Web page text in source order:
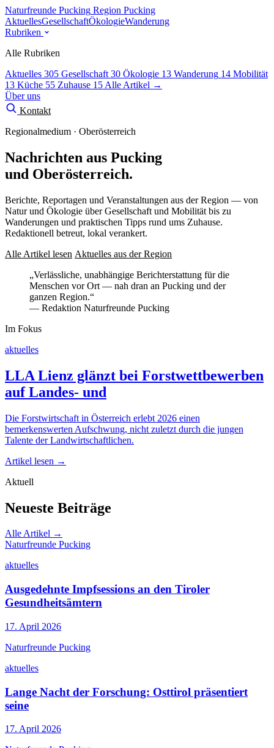
Naturfreunde Pucking Region Pucking
AktuellesGesellschaftÖkologieWanderung
Rubriken
Alle Rubriken
Aktuelles 305 Gesellschaft 30 Ökologie 13 Wanderung 14 Mobilität
13 Küche 55 Zuhause 15 Alle Artikel →
Über uns
Kontakt
Regionalmedium · Oberösterreich
Nachrichten aus Pucking
und Oberösterreich.
Berichte, Reportagen und Veranstaltungen aus der Region — von
Natur und Ökologie über Gesellschaft und Mobilität bis zu
Wanderungen und praktischen Tipps rund ums Zuhause.
Redaktionell betreut, lokal verankert.
Alle Artikel lesen Aktuelles aus der Region
„Verlässliche, unabhängige Berichterstattung für die
Menschen vor Ort — nah dran an Pucking und der
ganzen Region.“
— Redaktion Naturfreunde Pucking
Im Fokus
aktuelles
LLA Lienz glänzt bei Forstwettbewerben
auf Landes- und
Die Forstwirtschaft in Österreich erlebt 2026 einen
bemerkenswerten Aufschwung, nicht zuletzt durch die jungen
Talente der Landwirtschaftlichen.
Artikel lesen →
Aktuell
Neueste Beiträge
Alle Artikel →
Naturfreunde Pucking
aktuelles
Ausgedehnte Impfsessions an den Tiroler
Gesundheitsämtern
17. April 2026
Naturfreunde Pucking
aktuelles
Lange Nacht der Forschung: Osttirol präsentiert
seine
17. April 2026